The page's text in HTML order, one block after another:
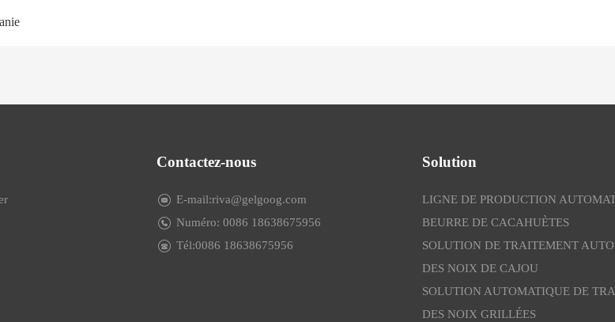
Contactez-nous
E-mail:riva@gelgoog.com
Numéro: 0086 18638675956
Tél:0086 18638675956
Solution
LIGNE DE PRODUCTION
BEURRE DE CACAHUÈTES
SOLUTION DE TRAITEMENT
DES NOIX DE CAJOU
SOLUTION AUTOMATIQUE DE
DES NOIX GRILLÉES